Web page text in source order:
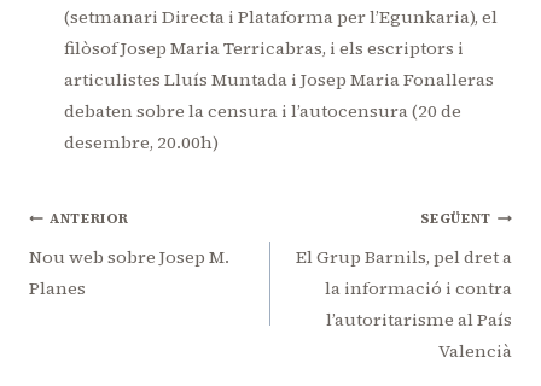
(setmanari Directa i Plataforma per l’Egunkaria), el
filòsof Josep Maria Terricabras, i els escriptors i
articulistes Lluís Muntada i Josep Maria Fonalleras
debaten sobre la censura i l’autocensura (20 de
desembre, 20.00h)
Navegació
d'entrades
ANTERIOR
Nou web sobre Josep M.
Planes
SEGÜENT
El Grup Barnils, pel dret a
la informació i contra
l’autoritarisme al País
Valencià